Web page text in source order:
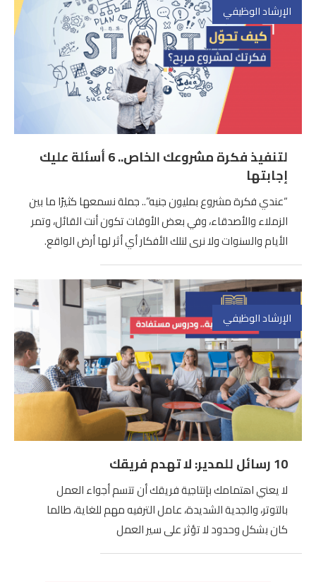
الإرشاد الوظيفي
لتنفيذ فكرة مشروعك الخاص.. 6 أسئلة عليك
إجابتها
“عندي فكرة مشروع بمليون جنيه”.. جملة نسمعها كثيرًا ما بين
الزملاء والأصدقاء، وفي بعض الأوقات تكون أنت القائل، وتمر
الأيام والسنوات ولا نرى لتلك الأفكار أي أثر لها أرض الواقع.
الإرشاد الوظيفي
10 رسائل للمدير: لا تهدم فريقك
لا يعني اهتمامك بإنتاجية فريقك أن تتسم أجواء العمل
بالتوتر، والجدية الشديدة، عامل الترفيه مهم للغاية، طالما
كان بشكل وحدود لا تؤثر على سير العمل